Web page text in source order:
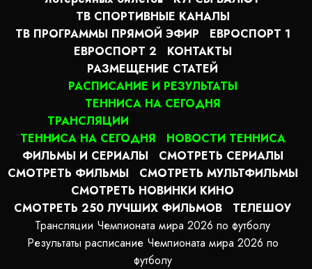
ТВ СПОРТИВНЫЕ КАНАЛЫ
ТВ ПРОГРАММЫ ПРЯМОЙ ЭФИР
ЕВРОСПОРТ 1
ЕВРОСПОРТ 2
КОНТАКТЫ
РАЗМЕЩЕНИЕ СТАТЕЙ
РАСПИСАНИЕ И РЕЗУЛЬТАТЫ
ТЕННИСА НА СЕГОДНЯ
ТРАНСЛЯЦИИ
ТЕННИСА НА СЕГОДНЯ
НОВОСТИ ТЕННИСА
ФИЛЬМЫ И СЕРИАЛЫ
СМОТРЕТЬ СЕРИАЛЫ
СМОТРЕТЬ ФИЛЬМЫ
СМОТРЕТЬ МУЛЬТФИЛЬМЫ
СМОТРЕТЬ НОВИНКИ КИНО
СМОТРЕТЬ 250 ЛУЧШИХ ФИЛЬМОВ
ТЕЛЕШОУ
Трансляции Чемпионата мира 2026 по футболу
Результаты расписание Чемпионата мира 2026 по
футболу